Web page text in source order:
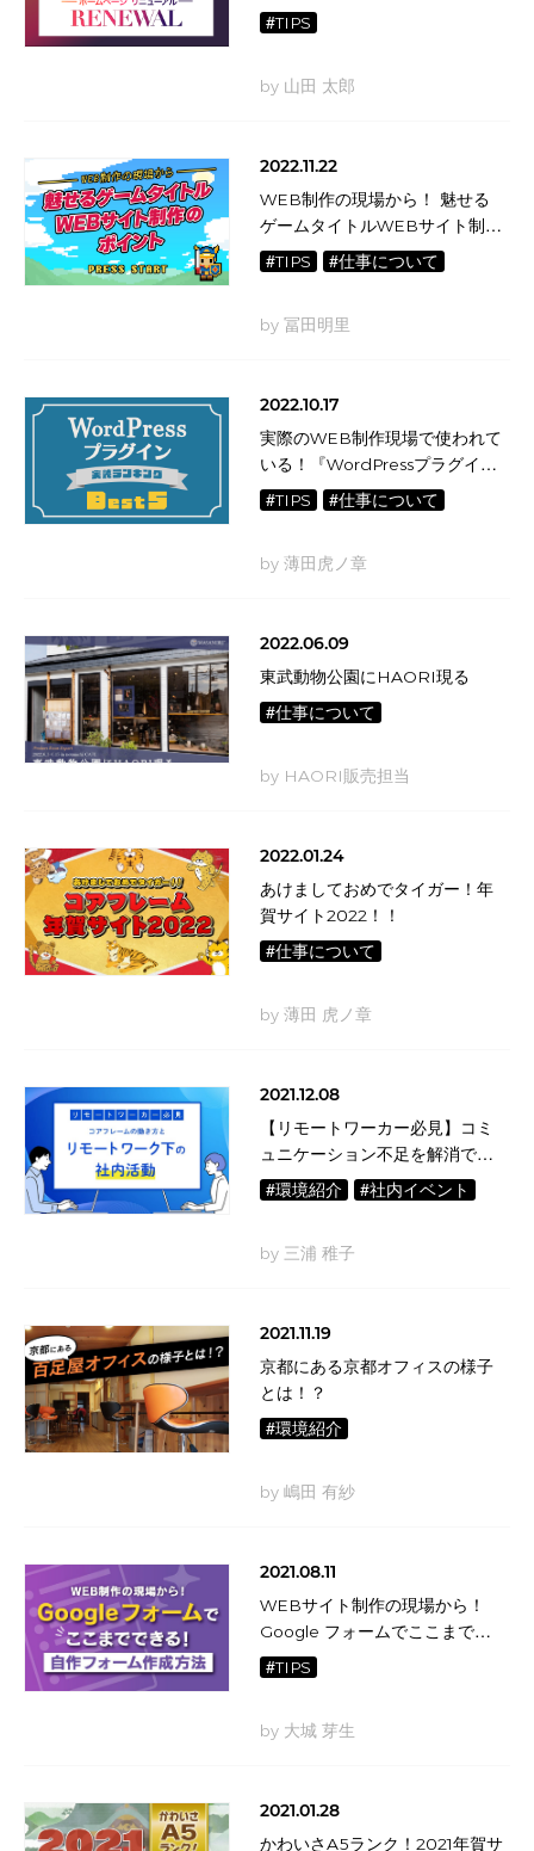
ージリニューアル
#TIPS
by 山田 太郎
2022.11.22
WEB制作の現場から！ 魅せる
ゲームタイトルWEBサイト制作
のポイント
#TIPS #仕事について
by 冨田明里
2022.10.17
実際のWEB制作現場で使われて
いる！『WordPressプラグイ
ン』人気実装ランキングBEST５
#TIPS #仕事について
by 薄田虎ノ章
2022.06.09
東武動物公園にHAORI現る
#仕事について
by HAORI販売担当
2022.01.24
あけましておめでタイガー！年
賀サイト2022！！
#仕事について
by 薄田 虎ノ章
2021.12.08
【リモートワーカー必見】コミ
ュニケーション不足を解消でき
る！？ コアフレームの働き方
と、リモートワーク下の社内活
#環境紹介 #社内イベント
by 三浦 稚子
2021.11.19
京都にある京都オフィスの様子
とは！？
#環境紹介
by 嶋田 有紗
2021.08.11
WEBサイト制作の現場から！
Google フォームでここまでで
きる！自作フォーム作成方法
#TIPS
by 大城 芽生
2021.01.28
かわいさA5ランク！2021年賀サ